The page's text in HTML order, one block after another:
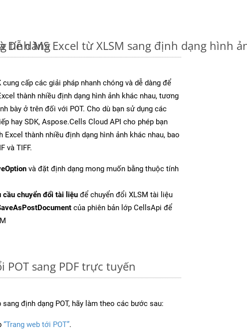
Dễ dàng
tính MS Excel từ XLSM sang định dạng hình
cấp các giải pháp nhanh chóng và dễ dàng để
thành nhiều định dạng hình ảnh khác nhau, tương
bày ở trên đối với POT. Cho dù bạn sử dụng các
hay SDK, Aspose.Cells Cloud API cho phép bạn
thành nhiều định dạng hình ảnh khác nhau, bao
và TIFF.
và đặt định dạng mong muốn bằng thuộc tính
cầu chuyển đổi tài liệu để chuyển đổi XLSM tài liệu
của phiên bản lớp CellsApi để
POT sang PDF trực tuyến
định dạng POT, hãy làm theo các bước sau:
“Trang web tới POT”.